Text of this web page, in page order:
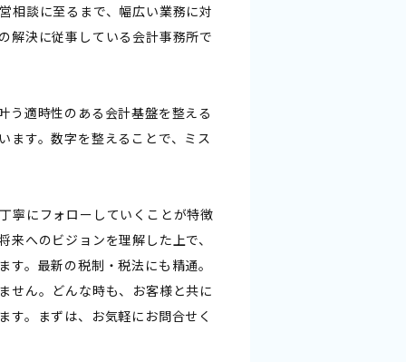
相談に至るまで、幅広い業務に対
解決に従事している会計事務所で
う適時性のある会計基盤を整える
ます。数字を整えることで、ミス
寧にフォローしていくことが特徴
へのビジョンを理解した上で、
。最新の税制・税法にも精通。
せん。どんな時も、お客様と共に
す。まずは、お気軽にお問合せく